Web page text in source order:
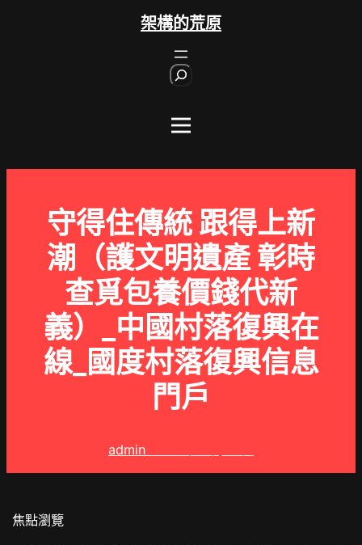
架構的荒原
守得住傳統 跟得上新
潮（護文明遺產 彰時
查覓包養價錢代新
義）_中國村落復興在
線_國度村落復興信息
門戶
admin
焦點瀏覽